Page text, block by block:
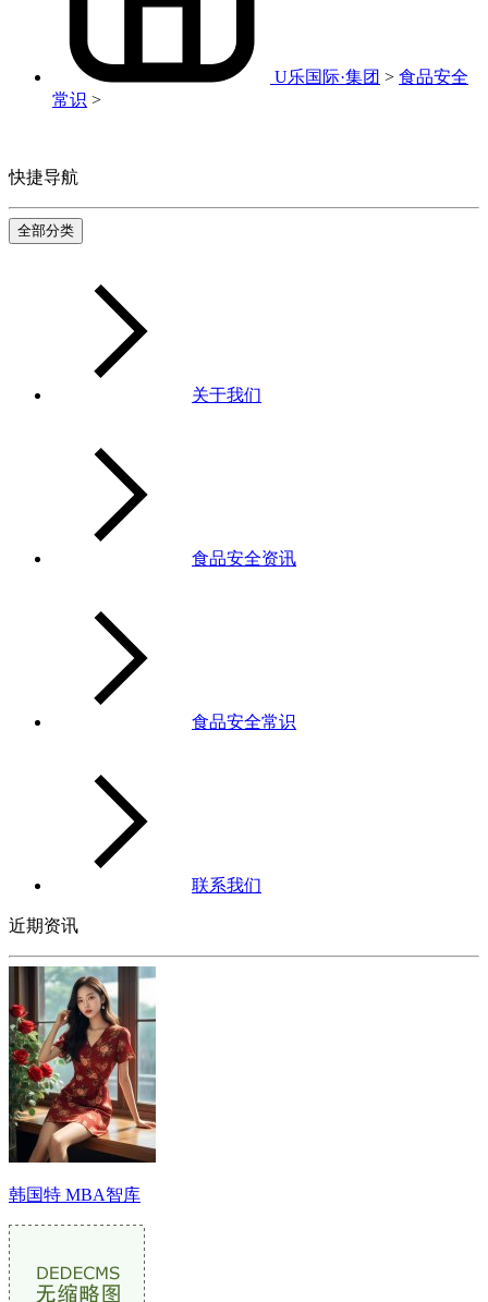
U乐国际·集团 > 食品安全
常识 >
快捷导航
全部分类
关于我们
食品安全资讯
食品安全常识
联系我们
近期资讯
韩国特 MBA智库